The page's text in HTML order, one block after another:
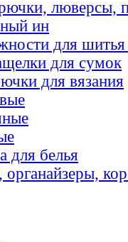
люверсы,
ин
для шитья
для сумок
для вязания
для белья